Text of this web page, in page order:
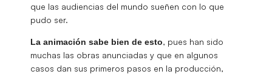
que las audiencias del mundo sueñen con lo que
pudo ser.
La animación sabe bien de esto, pues han sido
muchas las obras anunciadas y que en algunos
casos dan sus primeros pasos en la producción,